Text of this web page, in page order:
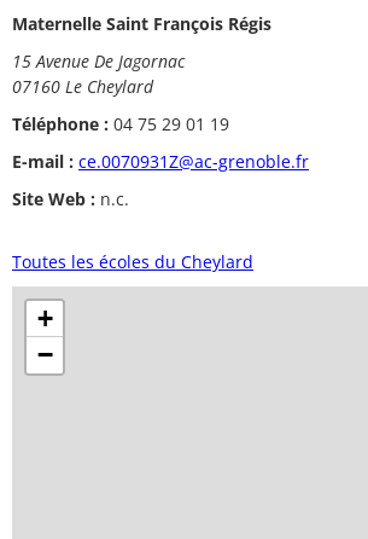
Maternelle Saint François Régis
15 Avenue De Jagornac
07160 Le Cheylard
Téléphone : 04 75 29 01 19
E-mail : ce.0070931Z@ac-grenoble.fr
Site Web : n.c.
Toutes les écoles du Cheylard
+
−